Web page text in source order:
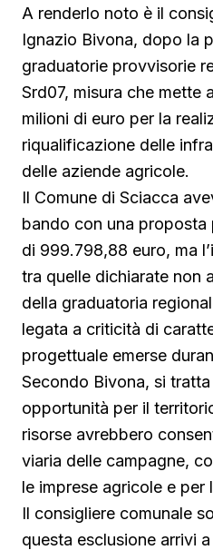
A renderlo noto è il
Ignazio Bivona, dopo la
graduatorie provvisorie
Srd07, misura che mette
milioni di euro per la
riqualificazione delle
delle aziende agricole.
Il Comune di Sciacca
bando con una
di 999.798,88 euro, ma
tra quelle dichiarate non
della graduatoria
legata a criticità di
progettuale emerse
Secondo Bivona, si
opportunità per il
risorse avrebbero
viaria delle campagne,
le imprese agricole e per
Il consigliere comunale
questa esclusione arrivi